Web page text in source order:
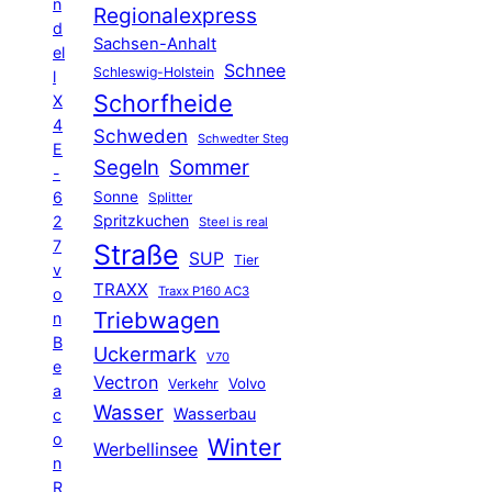
n
d
el
l
X
4
E
-
6
2
7
v
o
n
B
e
a
c
o
n
R
Regionalexpress
Sachsen-Anhalt
Schleswig-Holstein Schnee
Schorfheide
Schweden Schwedter Steg
Segeln Sommer
Sonne Splitter
Spritzkuchen Steel is real
Straße SUP Tier
TRAXX Traxx P160 AC3
Triebwagen
Uckermark V70
Vectron Verkehr Volvo
Wasser Wasserbau
Werbellinsee Winter